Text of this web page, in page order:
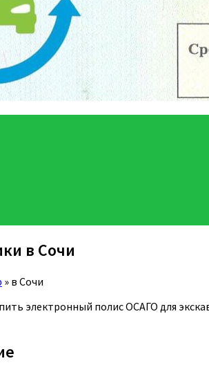
в Сочи
» в Сочи
электронный полис ОСАГО для